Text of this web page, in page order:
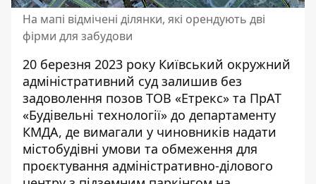
На мапі відмічені ділянки, які орендують дві
фірми для забудови
20 березня 2023 року Київський окружний
адміністративний суд залишив без
задоволення позов ТОВ «Етрекс» та ПрАТ
«Будівельні технології» до департаменту
КМДА, де вимагали у чиновників надати
містобудівні умови та обмеження для
проєктування адміністративно-ділового